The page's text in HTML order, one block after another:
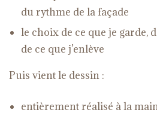
du rythme de la façade
le choix de ce que je garde,
de ce que j’enlève
Puis vient le dessin :
entièrement réalisé à la